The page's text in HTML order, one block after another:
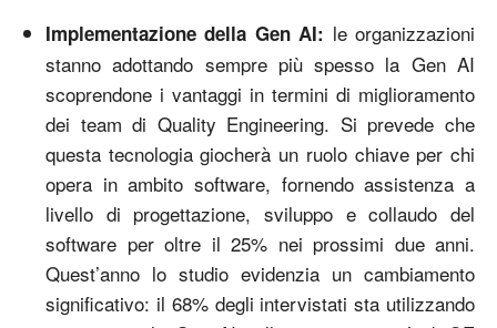
Implementazione della Gen AI: le organizzazioni
stanno adottando sempre più spesso la Gen AI
scoprendone i vantaggi in termini di miglioramento
dei team di Quality Engineering. Si prevede che
questa tecnologia giocherà un ruolo chiave per chi
opera in ambito software, fornendo assistenza a
livello di progettazione, sviluppo e collaudo del
software per oltre il 25% nei prossimi due anni.
Quest’anno lo studio evidenzia un cambiamento
significativo: il 68% degli intervistati sta utilizzando